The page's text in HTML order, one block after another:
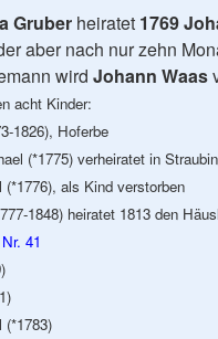
Gruber heiratet 1769
aber nach nur zehn
wird Johann Waas
acht Kinder:
1826), Hoferbe
(*1775) verheiratet in
(*1776), als Kind verstorben
1848) heiratet 1813 den
41
(*1783)